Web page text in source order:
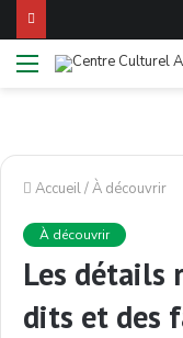
Menu
Accueil/À découvrir
À découvrir
Les détails
dits et des